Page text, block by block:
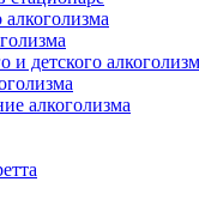
и детского
алкоголизма